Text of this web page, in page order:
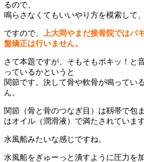
るので、
鳴らさなくてもいいやり方を模索して
ですので、
上大岡やまだ接骨院ではバ
盤矯正は行いません。
さて本題ですが、そもそもボキッ！と
っているかというと
関節です。決して骨や軟骨が鳴ってい
ん。
関節（骨と骨のつなぎ目）は靱帯で包
はオイル（潤滑液）で満たされています
水風船みたいな感じですね。
水風船をぎゅーっと潰すように圧力を